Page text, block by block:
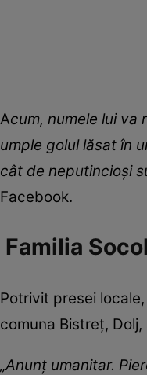
Acum, numele lui
umple golul lăsat în
cât de neputincioși
Facebook.
Familia
Potrivit presei
comuna Bistreț,
„Anunț umanitar.